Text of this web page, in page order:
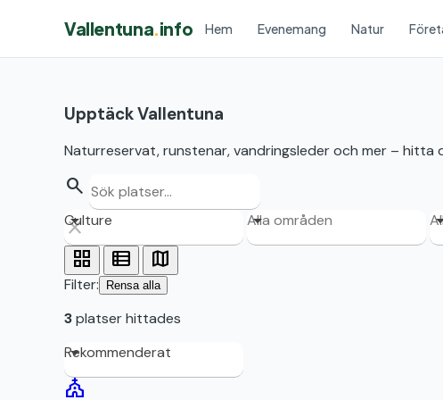
Vallentuna.info Hem Evenemang Natur
Upptäck Vallentuna
Naturreservat, runstenar, vandringsleder och mer – hitta
search
Culture Alla områden
grid_view view_list map
Filter: Rensa alla
3platser hittades
Rekommenderat
church